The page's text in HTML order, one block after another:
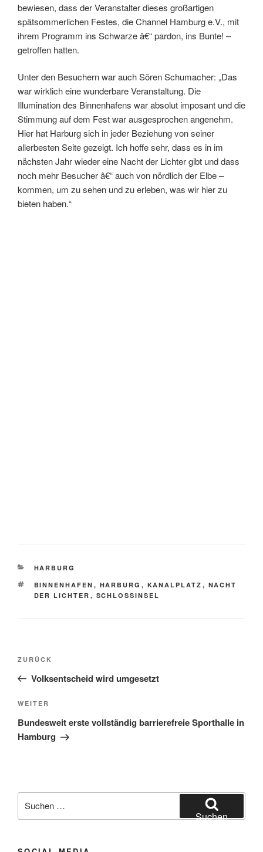
bewiesen, dass der Veranstalter dieses großartigen
spätsommerlichen Festes, die Channel Hamburg e.V., mit
ihrem Programm ins Schwarze â€“ pardon, ins Bunte! –
getroffen hatten.
Unter den Besuchern war auch Sören Schumacher: „Das
war wirklich eine wunderbare Veranstaltung. Die
Illumination des Binnenhafens war absolut imposant und die
Stimmung auf dem Fest war ausgesprochen angenehm.
Hier hat Harburg sich in jeder Beziehung von seiner
allerbesten Seite gezeigt. Ich hoffe sehr, dass es in im
nächsten Jahr wieder eine Nacht der Lichter gibt und dass
noch mehr Besucher â€“ auch von nördlich der Elbe –
kommen, um zu sehen und zu erleben, was wir hier zu
bieten haben.“
KATEGORIEN
HARBURG
SCHLAGWÖRTER
BINNENHAFEN , HARBURG , KANALPLATZ , NACHT
DER LICHTER , SCHLOSSINSEL
Beitragsnavigation
Vorheriger
Beitrag
ZURÜCK
Volksentscheid wird umgesetzt
Nächster
Beitrag
WEITER
Bundesweit erste vollständig barrierefreie Sporthalle in
Hamburg
nach:
Suchen